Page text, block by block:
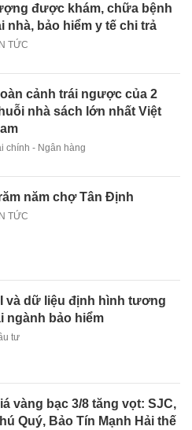
được khám, chữa bệnh
nhà, bảo hiểm y tế chi trả
TỨC
cảnh trái ngược của 2
nhà sách lớn nhất Việt
chính - Ngân hàng
năm chợ Tân Định
TỨC
và dữ liệu định hình tương
ngành bảo hiểm
tư
vàng bạc 3/8 tăng vọt: SJC,
Quý, Bảo Tín Mạnh Hải thế